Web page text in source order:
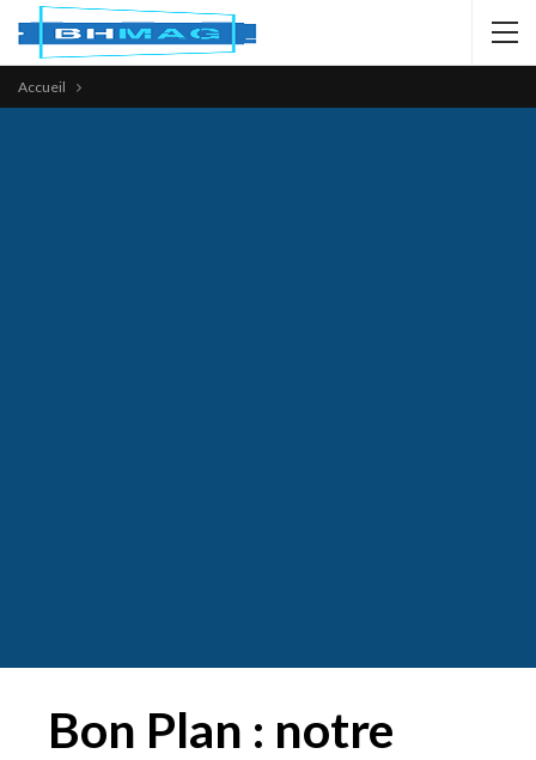
Accueil
Bon Plan : notre